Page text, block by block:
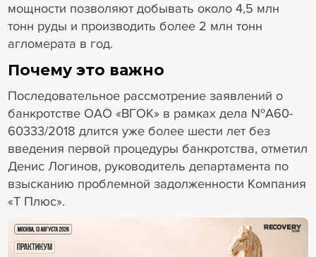
мощности позволяют добывать около 4,5 млн
тонн руды и производить более 2 млн тонн
агломерата в год.
Почему это важно
Последовательное рассмотрение заявлений о
банкротстве ОАО «ВГОК» в рамках дела №А60-
60333/2018 длится уже более шести лет без
введения первой процедуры банкротства, отметил
Денис Логинов, руководитель департамента по
взысканию проблемной задолженности Компания
«Т Плюс».